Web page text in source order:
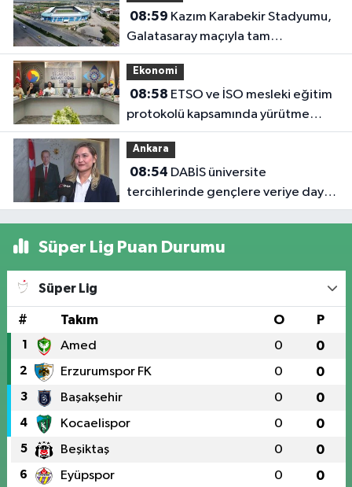
08:59
Galatasaray maçıyla tam
kapasiteyle kapılarını açacak
Ekonomi
08:58
protokolü kapsamında yürütme
kurulu toplandı
Ankara
08:54
tercihlerinde gençlere veriye dayalı
rehberlik sunuyor
Süper Lig Puan Durumu
Süper Lig
# Takım O P
1 Amed 0 0
2 Erzurumspor FK 0 0
3 Başakşehir 0 0
4 Kocaelispor 0 0
5 Beşiktaş 0 0
6 Eyüpspor 0 0